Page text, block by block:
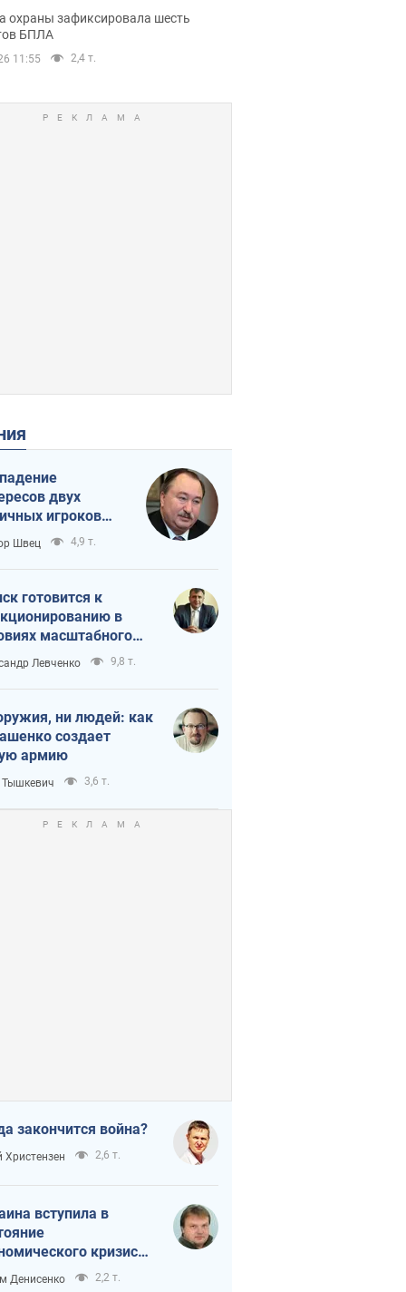
охраны зафиксировала шесть
БПЛА
11:55 2,4 т.
двух
игроков
тайный план
и Путина?
Швец 4,9 т.
готовится к
в
масштабного
кризиса
Левченко 9,8 т.
ни людей: как
создает
армию
Тышкевич 3,6 т.
закончится война?
Христензен 2,6 т.
вступила в
кризиса.
ли свет в конце
Денисенко 2,2 т.